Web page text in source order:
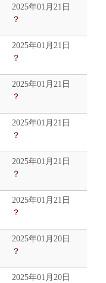
2025年01月21日
？
2025年01月21日
？
2025年01月21日
？
2025年01月21日
？
2025年01月21日
？
2025年01月21日
？
2025年01月20日
？
2025年01月20日